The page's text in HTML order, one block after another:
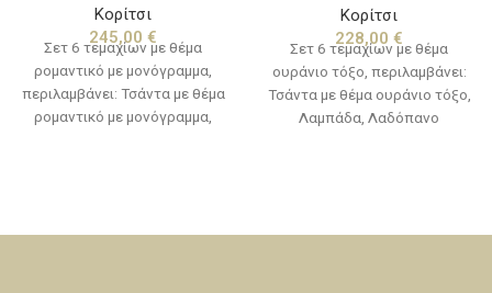
Κορίτσι
245,00 €
Σετ 6 τεμαχίων με θέμα
ρομαντικό με μονόγραμμα,
περιλαμβάνει: Τσάντα με θέμα
ρομαντικό με μονόγραμμα,
κεράκια κολυμπήθρας
Κορίτσι
228,00 €
Σετ 6 τεμαχίων με θέμα
ουράνιο τόξο, περιλαμβάνει:
Τσάντα με θέμα ουράνιο τόξο,
Λαμπάδα, Λαδόπανο
του λαδοσέτ και τα ξύλινα